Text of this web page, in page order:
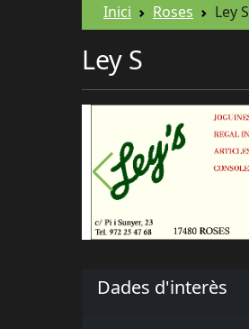
Inici Roses Ley S
Ley S
Dades d'interès